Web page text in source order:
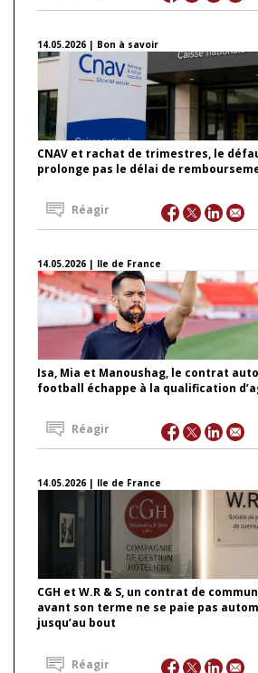
14.05.2026 | Bon à savoir
CNAV et rachat de trimestres, le
prolonge pas le délai de
Réagir
14.05.2026 | Ile de France
Isa, Mia et Manoushag, le contrat
football échappe à la qualification
Réagir
14.05.2026 | Ile de France
CGH et W.R & S, un contrat de
avant son terme ne se paie pas
jusqu’au bout
Réagir